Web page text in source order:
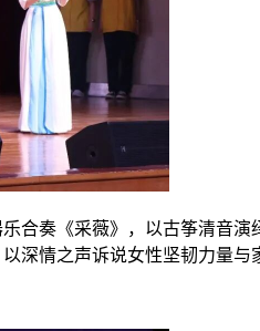
合奏《采薇》，以古筝清音
深情之声诉说女性坚韧力量与